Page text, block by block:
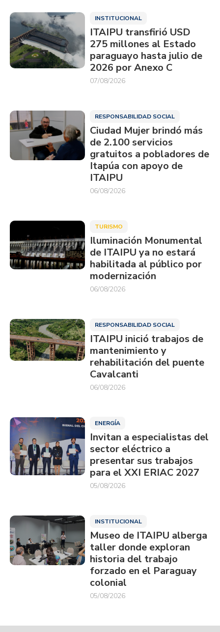
INSTITUCIONAL
ITAIPU transfirió USD
275 millones al Estado
paraguayo hasta julio de
2026 por Anexo C
07/08/2026
RESPONSABILIDAD SOCIAL
Ciudad Mujer brindó más
de 2.100 servicios
gratuitos a pobladores de
Itapúa con apoyo de
ITAIPU
06/08/2026
TURISMO
Iluminación Monumental
de ITAIPU ya no estará
habilitada al público por
modernización
06/08/2026
RESPONSABILIDAD SOCIAL
ITAIPU inició trabajos de
mantenimiento y
rehabilitación del puente
Cavalcanti
06/08/2026
ENERGÍA
Invitan a especialistas del
sector eléctrico a
presentar sus trabajos
para el XXI ERIAC 2027
05/08/2026
INSTITUCIONAL
Museo de ITAIPU alberga
taller donde exploran
historia del trabajo
forzado en el Paraguay
colonial
05/08/2026